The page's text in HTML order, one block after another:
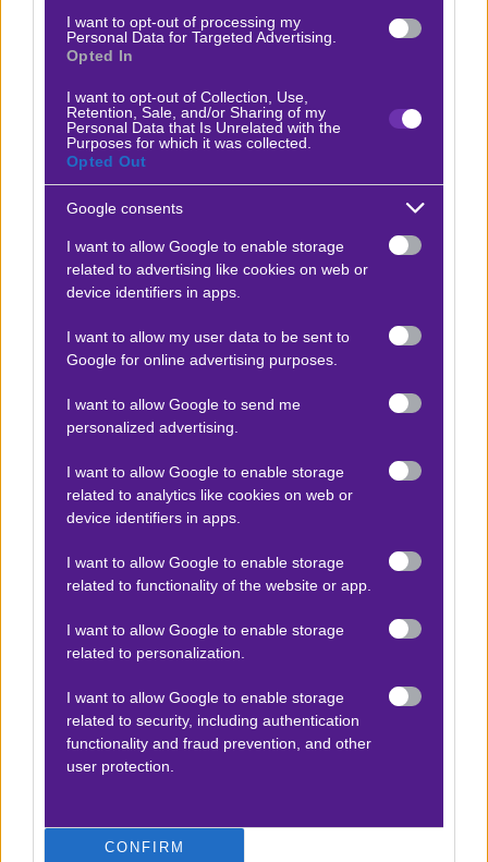
I want to opt-out of processing my
Personal Data for Targeted Advertising.
Opted In
I want to opt-out of Collection, Use,
Retention, Sale, and/or Sharing of my
Personal Data that Is Unrelated with the
Purposes for which it was collected.
Opted Out
Google consents
I want to allow Google to enable storage
related to advertising like cookies on web or
device identifiers in apps.
I want to allow my user data to be sent to
Google for online advertising purposes.
I want to allow Google to send me
personalized advertising.
I want to allow Google to enable storage
related to analytics like cookies on web or
device identifiers in apps.
I want to allow Google to enable storage
related to functionality of the website or app.
I want to allow Google to enable storage
related to personalization.
I want to allow Google to enable storage
related to security, including authentication
functionality and fraud prevention, and other
user protection.
CONFIRM
Δεν υπάρχουν στοιχήματα
ΒΑΘΜΟΛΟΓΙΕΣ
Βαθμολογίες Ελλάδα - Stoiximan
Βαθμολογίες Aγγλία – Premier league
Βαθμολογίες Ισπανίας- La liga
Βαθμολογίες Ιταλίας- Serie A
Βαθμολογίες Γαλλίας-League 1
ΣΤΟΙΧΗΜΑ
Κουπόνι στοιχήματος ΟΠΑΠ
To bet builder της ημέρας
Αναλύσεις αγώνων
Ενισχυμένες Αποδόσεις
Μακροχρόνια Στοιχήματα
Μακροχρόνια Στοιχήματα – Ελλάδα